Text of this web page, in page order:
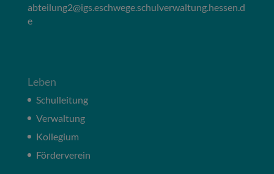
abteilung2@igs.eschwege.schulverwaltung.hessen.d
e
Leben
Schulleitung
Verwaltung
Kollegium
Förderverein